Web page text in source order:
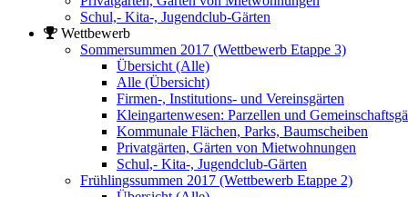
Schul,- Kita-, Jugendclub-Gärten
Wettbewerb
Sommersummen 2017 (Wettbewerb Etappe 3)
Übersicht (Alle)
Alle (Übersicht)
Firmen-, Institutions- und Vereinsgärten
Kleingartenwesen: Parzellen und
Kommunale Flächen, Parks, Baumscheiben
Privatgärten, Gärten von Mietwohnungen
Schul,- Kita-, Jugendclub-Gärten
Frühlingssummen 2017 (Wettbewerb Etappe 2)